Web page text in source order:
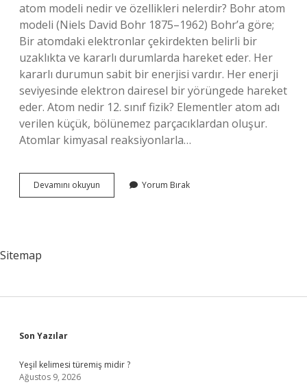
atom modeli nedir ve özellikleri nelerdir? Bohr atom
modeli (Niels David Bohr 1875–1962) Bohr’a göre;
Bir atomdaki elektronlar çekirdekten belirli bir
uzaklıkta ve kararlı durumlarda hareket eder. Her
kararlı durumun sabit bir enerjisi vardır. Her enerji
seviyesinde elektron dairesel bir yörüngede hareket
eder. Atom nedir 12. sınıf fizik? Elementler atom adı
verilen küçük, bölünemez parçacıklardan oluşur.
Atomlar kimyasal reaksiyonlarla…
Devamını okuyun
Modelleri
Yorum Bırak
Sitemap
Sidebar
Son Yazılar
Yeşil kelimesi türemiş midir ?
Ağustos 9, 2026